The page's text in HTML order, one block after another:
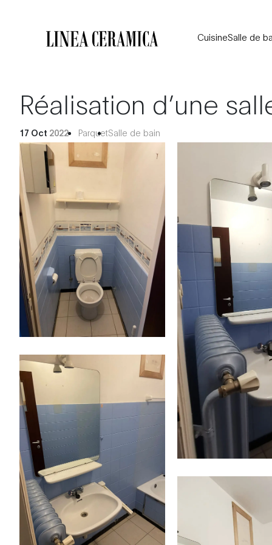
CuisineSalle de
Réalisation d’une
17 Oct 2022 ParquetSalle de bain